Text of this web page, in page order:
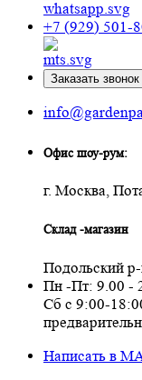
+7 (929) 501-
Заказать звонок
Офис шоу-рум:
г. Москва,
Склад -магазин
Подольский
Пн -Пт: 9.00 -
Сб с 9:00-
Написать в